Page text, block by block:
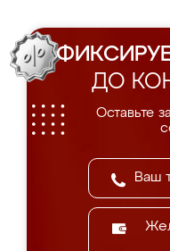
ДО
Оставьте